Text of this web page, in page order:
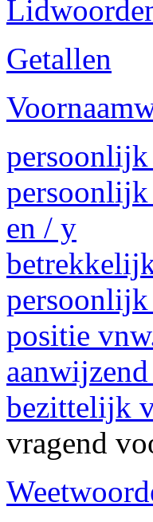
Getallen
en / y
positie
bezittelijk
vragend